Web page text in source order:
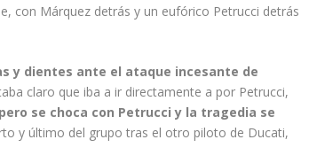
con Márquez detrás y un eufórico Petrucci detrás
y dientes ante el ataque incesante de
claro que iba a ir directamente a por Petrucci,
se choca con Petrucci y la tragedia se
y último del grupo tras el otro piloto de Ducati,